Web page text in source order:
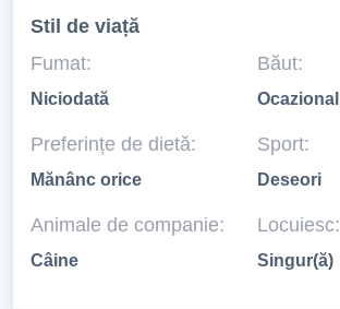
Stil de viață
Fumat:
Niciodată
Băut:
Ocazional
Preferințe de dietă:
Mănânc orice
Sport:
Deseori
Animale de companie:
Câine
Locuiesc:
Singur(ă)